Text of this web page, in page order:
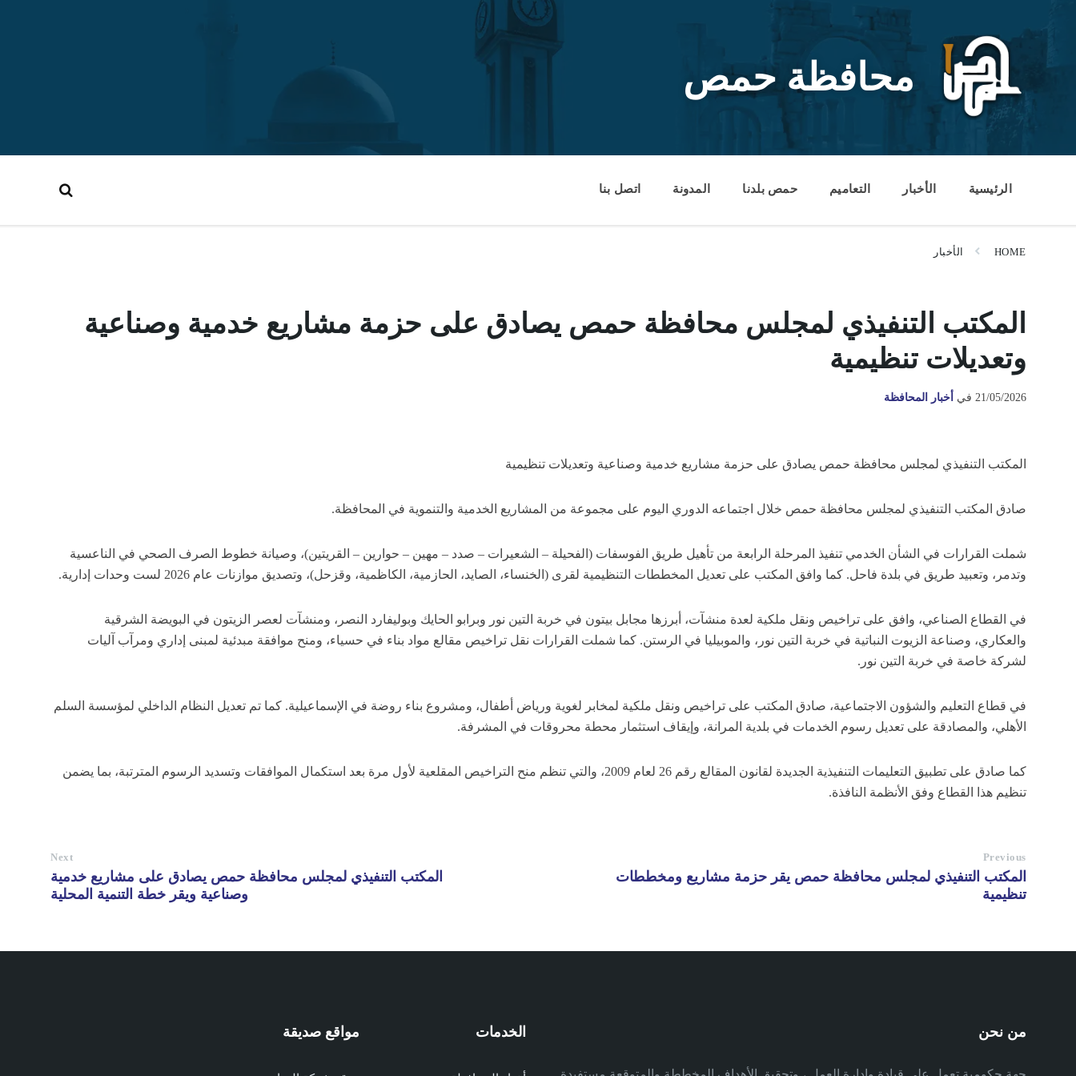
content
محافظة حمص
الرئيسية الأخبار التعاميم حمص بلدنا المدونة اتصل بنا
HOME الأخبار
المكتب التنفيذي لمجلس محافظة حمص يصادق على حزمة مشاريع خدمية وصناعية
وتعديلات تنظيمية
21/05/2026 في أخبار المحافظة
المكتب التنفيذي لمجلس محافظة حمص يصادق على حزمة مشاريع خدمية وصناعية وتعديلات تنظيمية
صادق المكتب التنفيذي لمجلس محافظة حمص خلال اجتماعه الدوري اليوم على مجموعة من المشاريع الخدمية والتنموية في المحافظة.
شملت القرارات في الشأن الخدمي تنفيذ المرحلة الرابعة من تأهيل طريق الفوسفات (الفحيلة – الشعيرات – صدد – مهين – حوارين – القريتين)، وصيانة خطوط الصرف الصحي في الناعسية
وتدمر، وتعبيد طريق في بلدة فاحل. كما وافق المكتب على تعديل المخططات التنظيمية لقرى (الخنساء، الصايد، الحازمية، الكاظمية، وقزحل)، وتصديق موازنات عام 2026 لست وحدات إدارية.
في القطاع الصناعي، وافق على تراخيص ونقل ملكية لعدة منشآت، أبرزها مجابل بيتون في خربة التين نور وبرابو الحايك وبوليفارد النصر، ومنشآت لعصر الزيتون في البويضة الشرقية
والعكاري، وصناعة الزيوت النباتية في خربة التين نور، والموبيليا في الرستن. كما شملت القرارات نقل تراخيص مقالع مواد بناء في حسياء، ومنح موافقة مبدئية لمبنى إداري ومرآب آليات
لشركة خاصة في خربة التين نور.
في قطاع التعليم والشؤون الاجتماعية، صادق المكتب على تراخيص ونقل ملكية لمخابر لغوية ورياض أطفال، ومشروع بناء روضة في الإسماعيلية. كما تم تعديل النظام الداخلي لمؤسسة السلم
الأهلي، والمصادقة على تعديل رسوم الخدمات في بلدية المرانة، وإيقاف استثمار محطة محروقات في المشرفة.
كما صادق على تطبيق التعليمات التنفيذية الجديدة لقانون المقالع رقم 26 لعام 2009، والتي تنظم منح التراخيص المقلعية لأول مرة بعد استكمال الموافقات وتسديد الرسوم المترتبة، بما يضمن
تنظيم هذا القطاع وفق الأنظمة النافذة.
Previous
المكتب التنفيذي لمجلس محافظة حمص يقر حزمة مشاريع ومخططات
تنظيمية
Next
المكتب التنفيذي لمجلس محافظة حمص يصادق على مشاريع خدمية
وصناعية ويقر خطة التنمية المحلية
من نحن الخدمات مواقع صديقة